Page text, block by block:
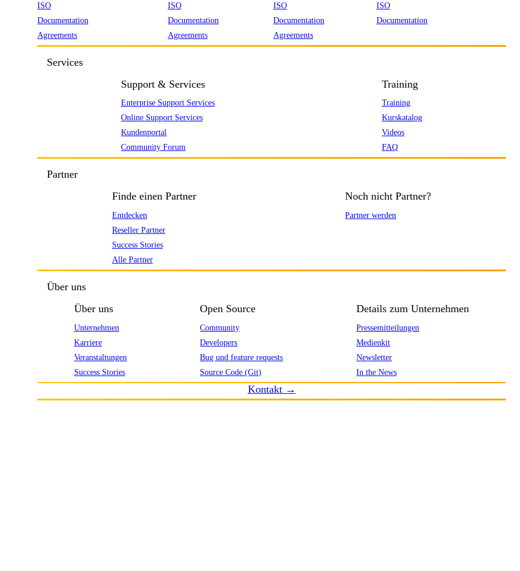
ISO
Documentation
Agreements
ISO
Documentation
Agreements
ISO
Documentation
Agreements
ISO
Documentation
Services
Support & Services
Enterprise Support Services
Online Support Services
Kundenportal
Community Forum
Training
Training
Kurskatalog
Videos
FAQ
Partner
Finde einen Partner
Entdecken
Reseller Partner
Success Stories
Alle Partner
Noch nicht Partner?
Partner werden
Über uns
Über uns
Unternehmen
Karriere
Veranstaltungen
Success Stories
Open Source
Community
Developers
Bug und feature requests
Source Code (Git)
Details zum Unternehmen
Pressemitteilungen
Medienkit
Newsletter
In the News
Kontakt →